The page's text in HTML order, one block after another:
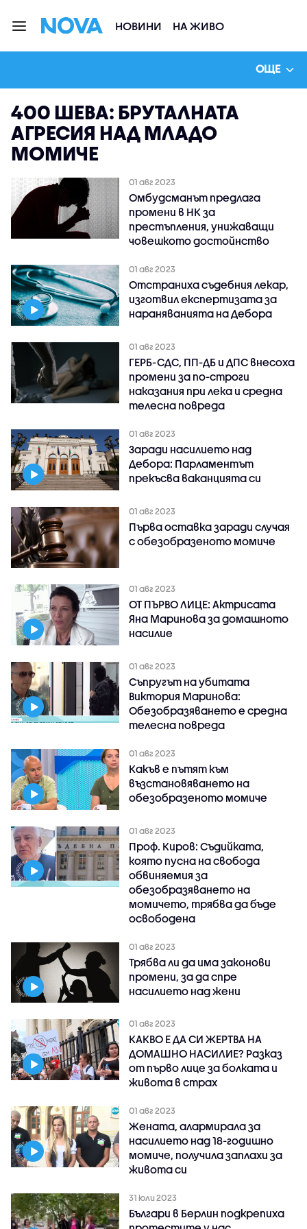
НОВИНИ НА ЖИВО
ОЩЕ
400 ШЕВА: БРУТАЛНАТА
АГРЕСИЯ НАД МЛАДО
МОМИЧЕ
01 авг 2023
Омбудсманът предлага
промени в НК за
престъпления, унижаващи
човешкото достойнство
01 авг 2023
Отстраниха съдебния лекар,
изготвил експертизата за
нараняванията на Дебора
01 авг 2023
ГЕРБ-СДС, ПП-ДБ и ДПС внесоха
промени за по-строги
наказания при лека и средна
телесна повреда
01 авг 2023
Заради насилието над
Дебора: Парламентът
прекъсва ваканцията си
01 авг 2023
Първа оставка заради случая
с обезобразеното момиче
01 авг 2023
ОТ ПЪРВО ЛИЦЕ: Актрисата
Яна Маринова за домашното
насилие
01 авг 2023
Съпругът на убитата
Виктория Маринова:
Обезобразяването е средна
телесна повреда
01 авг 2023
Какъв е пътят към
възстановяването на
обезобразеното момиче
01 авг 2023
Проф. Киров: Съдийката,
която пусна на свобода
обвиняемия за
обезобразяването на
момичето, трябва да бъде
освободена
01 авг 2023
Трябва ли да има законови
промени, за да спре
насилието над жени
01 авг 2023
КАКВО Е ДА СИ ЖЕРТВА НА
ДОМАШНО НАСИЛИЕ? Разказ
от първо лице за болката и
живота в страх
01 авг 2023
Жената, алармирала за
насилието над 18-годишно
момиче, получила заплахи за
живота си
31 юли 2023
Българи в Берлин подкрепиха